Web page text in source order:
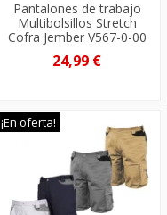
Pantalones de trabajo
Multibolsillos Stretch
Cofra Jember V567-0-00
24,99 €
¡En oferta!